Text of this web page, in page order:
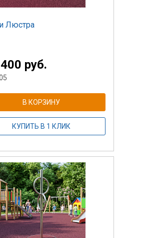
Люстра
руб.
В КОРЗИНУ
КУПИТЬ В 1 КЛИК